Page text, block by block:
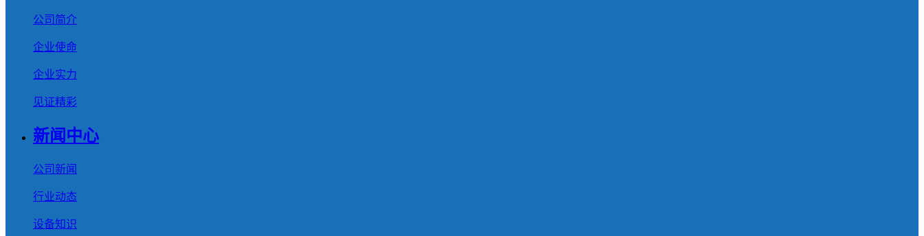
公司简介
企业使命
企业实力
见证精彩
新闻中心
公司新闻
行业动态
设备知识